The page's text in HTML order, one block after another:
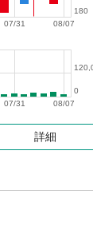
08/07
07/31
180
08/07
07/31
0
詳細